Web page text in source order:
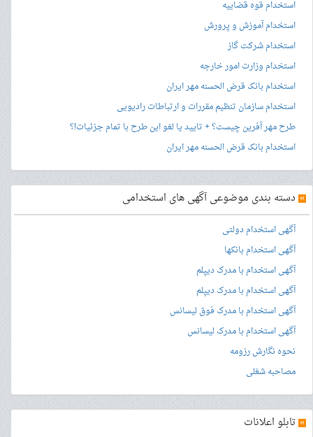
استخدام قوه قضاییه
استخدام آموزش و پرورش
استخدام شرکت گاز
استخدام وزارت امور خارجه
استخدام بانک قرض الحسنه مهر ایران
استخدام سازمان تنظیم مقررات و ارتباطات رادیویی
طرح مهر آفرین چیست؟ + تایید یا لغو این طرح با تمام جزئیات!؟
استخدام بانک قرض الحسنه مهر ایران
» دسته بندی موضوعی آگهی های استخدامی
آگهی استخدام دولتی
آگهی استخدام بانکها
آگهی استخدام با مدرک دیپلم
آگهی استخدام با مدرک دیپلم
آگهی استخدام با مدرک فوق لیسانس
آگهی استخدام با مدرک لیسانس
نحوه نگارش رزومه
مصاحبه شغلی
» تابلو اعلانات